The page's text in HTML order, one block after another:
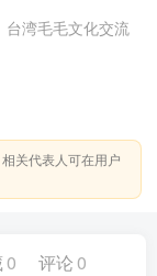
湾毛毛文化交流
关代表人可在用户
0 评论 0